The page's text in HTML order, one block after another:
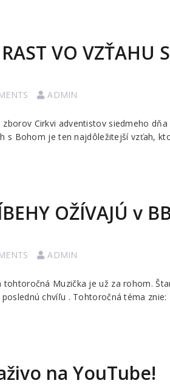
VO VZŤAHU
ADMIN
Cirkvi adventistov siedmeho
s Bohom je ten najdôležitejší vzťah,
OŽÍVAJÚ v
ADMIN
Muzička je už za rohom.
chvíľu . Tohtoročná téma znie:
na YouTube!